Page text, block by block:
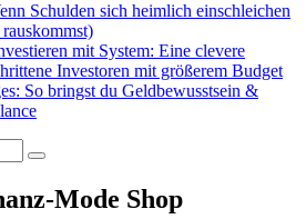
Schulden sich heimlich einschleichen
mit System: Eine clevere
Investoren mit größerem Budget
So bringst du Geldbewusstsein &
Suchen
Mode Shop